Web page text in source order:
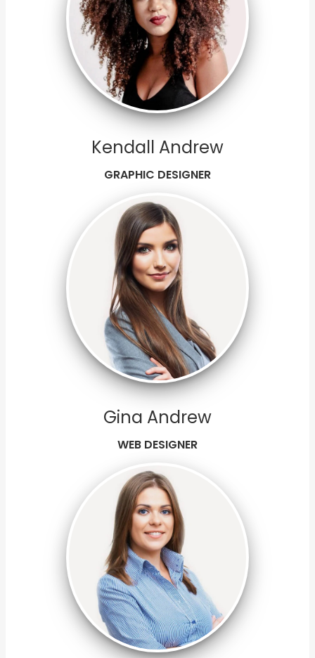
Kendall Andrew
GRAPHIC DESIGNER
Gina Andrew
WEB DESIGNER